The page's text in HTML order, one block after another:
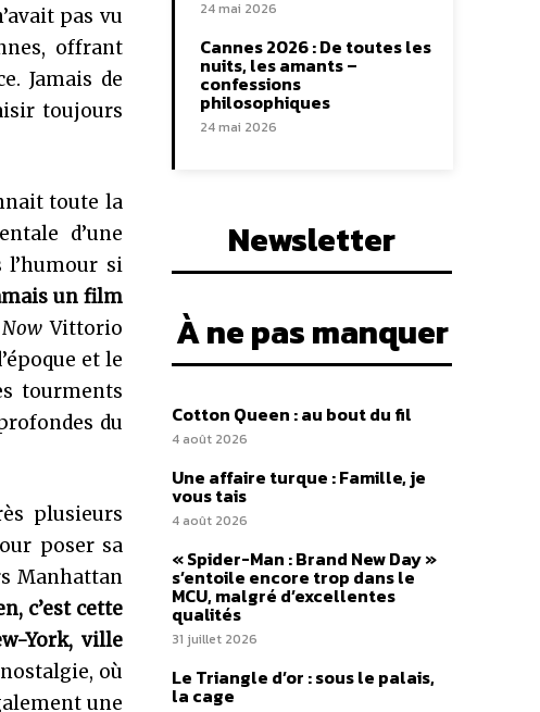
pas vu
offrant
Jamais de
toujours
toute la
d’une
l’humour si
un film
Vittorio
et le
tourments
du
plusieurs
poser sa
Manhattan
c’est cette
York, ville
où
une
24 mai 2026
Cannes 2026 : De toutes les
nuits, les amants –
confessions
philosophiques
24 mai 2026
Newsletter
À ne pas manquer
Cotton Queen : au bout du fil
4 août 2026
Une affaire turque : Famille, je
vous tais
4 août 2026
« Spider-Man : Brand New Day »
s’entoile encore trop dans le
MCU, malgré d’excellentes
qualités
31 juillet 2026
Le Triangle d’or : sous le palais,
la cage